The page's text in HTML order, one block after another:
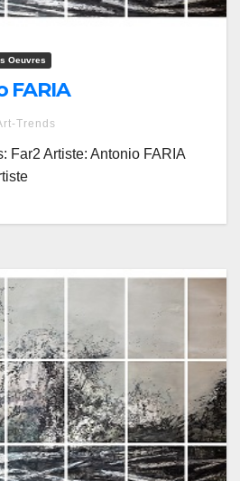
Oeuvres
FARIA
Trends
Far2 Artiste: Antonio FARIA